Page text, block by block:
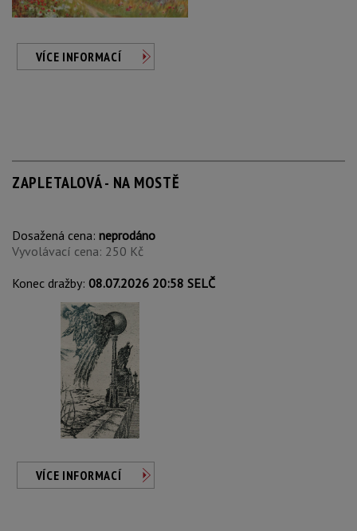
VÍCE INFORMACÍ
ZAPLETALOVÁ - NA MOSTĚ
Dosažená cena: neprodáno
Vyvolávací cena: 250 Kč
Konec dražby: 08.07.2026 20:58 SELČ
VÍCE INFORMACÍ